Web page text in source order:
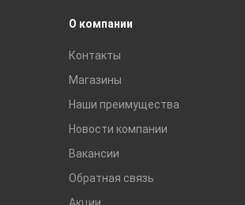
О компании
Контакты
Магазины
Наши преимущества
Новости компании
Вакансии
Обратная связь